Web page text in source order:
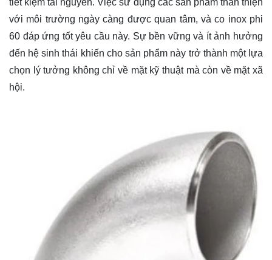
tiết kiệm tài nguyên. Việc sử dụng các sản phẩm thân thiện
với môi trường ngày càng được quan tâm, và co inox phi
60 đáp ứng tốt yêu cầu này. Sự bền vững và ít ảnh hưởng
đến hệ sinh thái khiến cho sản phẩm này trở thành một lựa
chọn lý tưởng không chỉ về mặt kỹ thuật mà còn về mặt xã
hội.